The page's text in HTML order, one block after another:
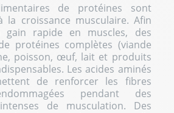
de protéines sont
la croissance musculaire. Afin
rapide en muscles, des
protéines complètes (viande
poisson, œuf, lait et produits
Les acides aminés
de renforcer les fibres
pendant des
de musculation. Des